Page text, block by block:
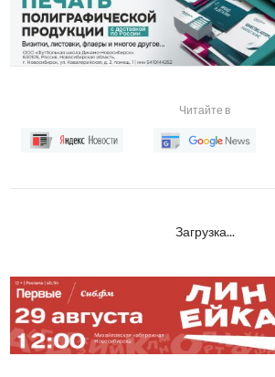
Читайте в
Загрузка...